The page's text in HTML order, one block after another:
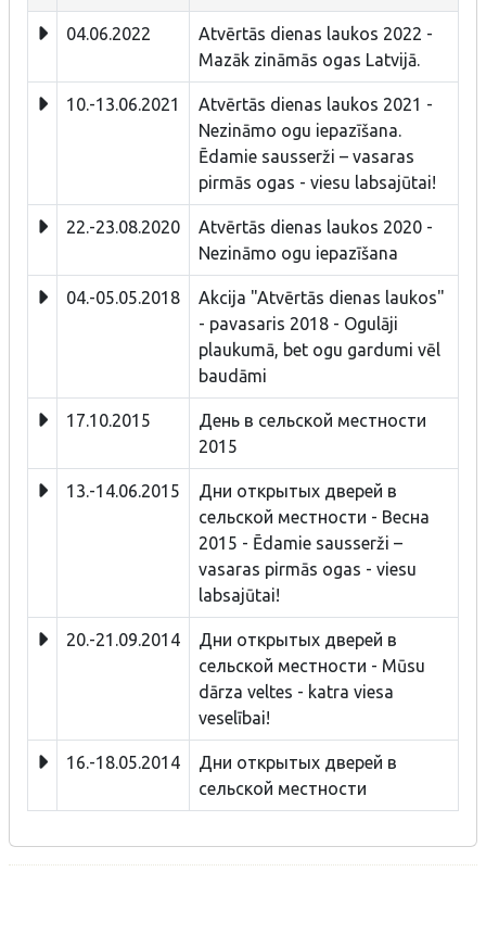
04.06.2022
Atvērtās dienas laukos 2022 -
Mazāk zināmās ogas Latvijā.
10.-13.06.2021
Atvērtās dienas laukos 2021 -
Nezināmo ogu iepazīšana.
Ēdamie sausserži – vasaras
pirmās ogas - viesu labsajūtai!
22.-23.08.2020
Atvērtās dienas laukos 2020 -
Nezināmo ogu iepazīšana
04.-05.05.2018
Akcija "Atvērtās dienas laukos"
- pavasaris 2018 - Ogulāji
plaukumā, bet ogu gardumi vēl
baudāmi
17.10.2015
День в сельской местности
2015
13.-14.06.2015
Дни открытых дверей в
сельской местности - Bесна
2015 - Ēdamie sausserži –
vasaras pirmās ogas - viesu
labsajūtai!
20.-21.09.2014
Дни открытых дверей в
сельской местности - Mūsu
dārza veltes - katra viesa
veselībai!
16.-18.05.2014
Дни открытых дверей в
сельской местности